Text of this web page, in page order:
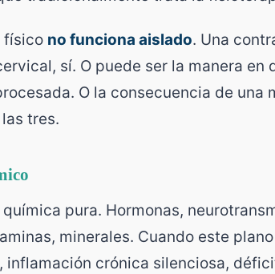
físico no funciona aislado. Una
sí. O puede ser la manera en
O la consecuencia de una
tres.
química pura. Hormonas,
minerales. Cuando este
inflamación crónica silenciosa,